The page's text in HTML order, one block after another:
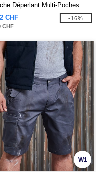
Déperlant Multi-Poches
CHF
CHF
-16%
W1